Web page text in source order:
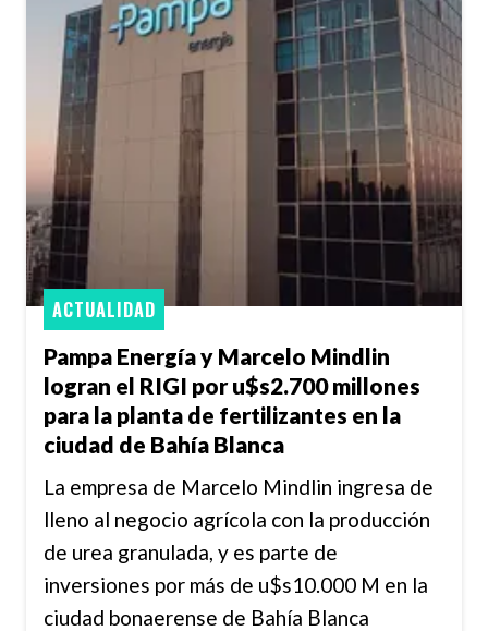
Pampa Energía y Marcelo Mindlin
logran el RIGI por u$s2.700 millones
para la planta de fertilizantes en la
ciudad de Bahía Blanca
ACTUALIDAD
La empresa de Marcelo Mindlin ingresa de
lleno al negocio agrícola con la producción
de urea granulada, y es parte de
inversiones por más de u$s10.000 M en la
ciudad bonaerense de Bahía Blanca